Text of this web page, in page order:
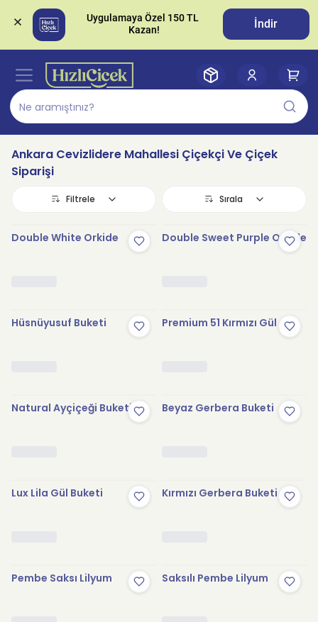
Uygulamaya Özel 150 TL
İndir
Ankara Cevizlidere Mahallesi Çiçekçi Ve Çiçek
Siparişi
Filtrele Sırala
Double White Orkide Double Sweet Purple Orkide
Hüsnüyusuf Buketi Premium 51 Kırmızı Gül
Natural Ayçiçeği Buketi Beyaz Gerbera Buketi
Lux Lila Gül Buketi Kırmızı Gerbera Buketi
Pembe Saksı Lilyum Saksılı Pembe Lilyum